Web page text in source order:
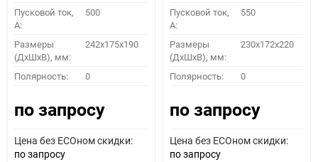
ПОДОБРАТЬ
Как определить полярность?
0 - обратная 1 - прямая 3 - обратная 4 - прямая
Пусковой ток,
A:
500
Размеры
(ДхШхВ), мм:
242x175x190
Полярность: 0
по запросу
Цена без ECOном скидки:
по запросу
Пусковой ток,
A:
550
Размеры
(ДхШхВ), мм:
230x172x220
Полярность: 0
по запросу
Цена без ECOном скидки:
по запросу